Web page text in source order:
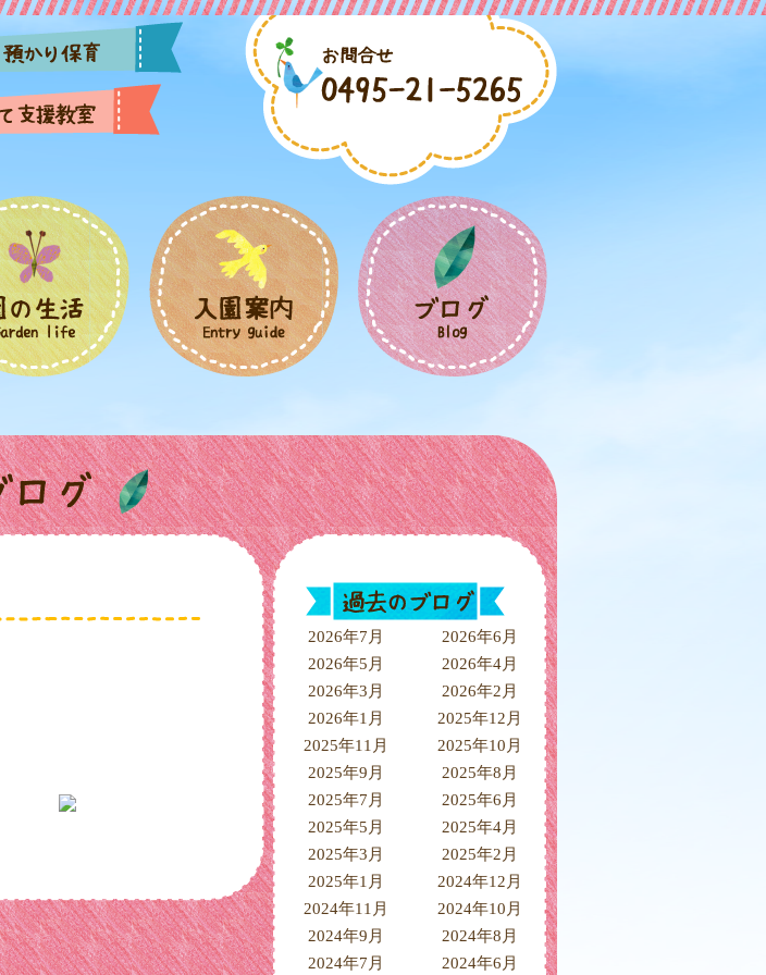
2026年7月
2026年6月
2026年5月
2026年4月
2026年3月
2026年2月
2026年1月
2025年12月
2025年11月
2025年10月
2025年9月
2025年8月
2025年7月
2025年6月
2025年5月
2025年4月
2025年3月
2025年2月
2025年1月
2024年12月
2024年11月
2024年10月
2024年9月
2024年8月
2024年7月
2024年6月